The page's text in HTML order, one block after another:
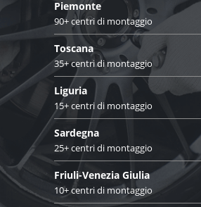
Piemonte
90+ centri di montaggio
Toscana
35+ centri di montaggio
Liguria
15+ centri di montaggio
Sardegna
25+ centri di montaggio
Friuli-Venezia Giulia
10+ centri di montaggio